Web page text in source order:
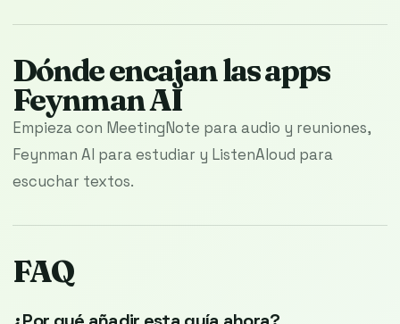
Dónde encajan las apps
Feynman AI
Empieza con MeetingNote para audio y reuniones,
Feynman AI para estudiar y ListenAloud para
escuchar textos.
FAQ